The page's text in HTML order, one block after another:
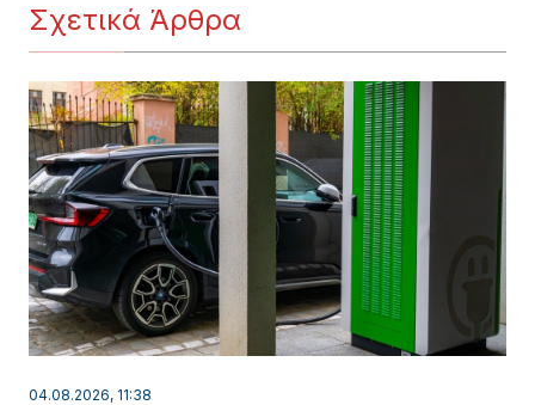
Σχετικά Άρθρα
04.08.2026, 11:38